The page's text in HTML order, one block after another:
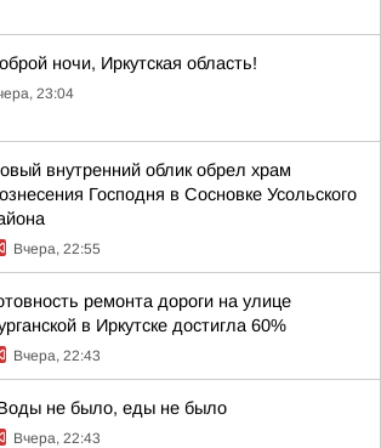
ночи, Иркутская область!
23:04
внутренний облик обрел храм
Господня в Сосновке Усольского
Вчера, 22:55
ремонта дороги на улице
в Иркутске достигла 60%
Вчера, 22:43
не было, еды не было
Вчера, 22:43